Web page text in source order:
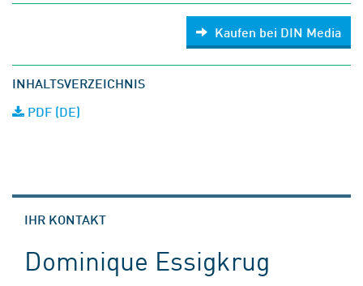
Kaufen bei DIN Media
INHALTSVERZEICHNIS
PDF (DE)
IHR KONTAKT
Dominique Essigkrug